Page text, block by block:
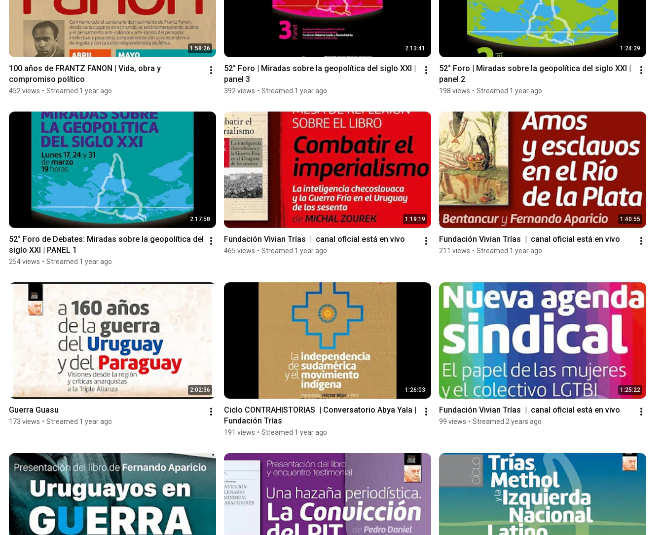
1:58:26
100 años de FRANTZ FANON | Vida, obra y
compromiso político
452 views • Streamed 1 year ago
2:13:41
52° Foro | Miradas sobre la geopolítica del siglo XXI |
panel 3
392 views • Streamed 1 year ago
1:24:29
52° Foro | Miradas sobre la geopolítica del siglo XXI |
panel 2
198 views • Streamed 1 year ago
2:17:58
52° Foro de Debates: Miradas sobre la geopolítica del
siglo XXI | PANEL 1
254 views • Streamed 1 year ago
1:19:19
Fundación Vivian Trías  |  canal oficial está en vivo
465 views • Streamed 1 year ago
1:40:55
Fundación Vivian Trías  |  canal oficial está en vivo
211 views • Streamed 1 year ago
2:02:36
Guerra Guasu
173 views • Streamed 1 year ago
1:26:03
Ciclo CONTRAHISTORIAS  | Conversatorio Abya Yala |
Fundación Trías
191 views • Streamed 1 year ago
1:25:22
Fundación Vivian Trías  |  canal oficial está en vivo
99 views • Streamed 2 years ago